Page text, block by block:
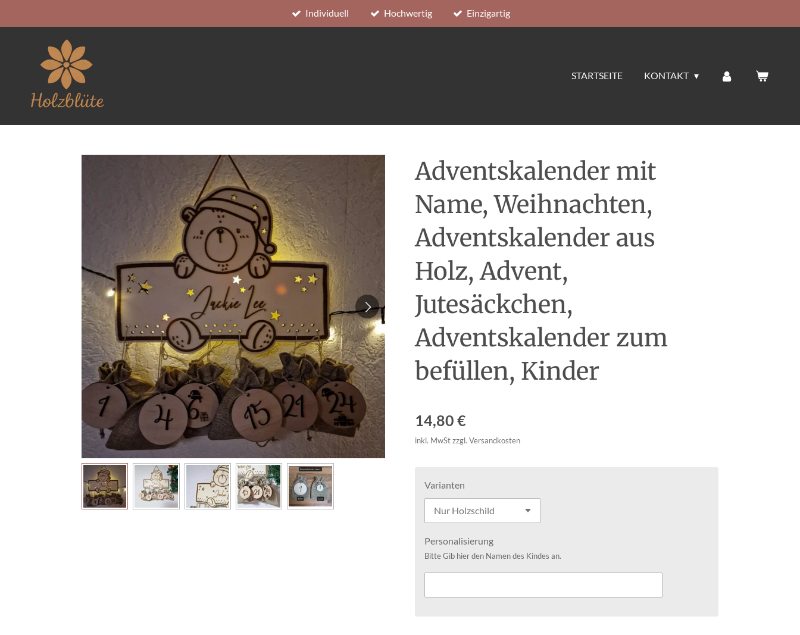
Hauptinhalt
Individuell Hochwertig Einzigartig
STARTSEITE KONTAKT
Adventskalender mit
Name, Weihnachten,
Adventskalender aus
Holz, Advent,
Jutesäckchen,
Adventskalender zum
befüllen, Kinder
14,80 €
inkl. MwSt zzgl. Versandkosten
Varianten
Personalisierung
Bitte Gib hier den Namen des Kindes an.